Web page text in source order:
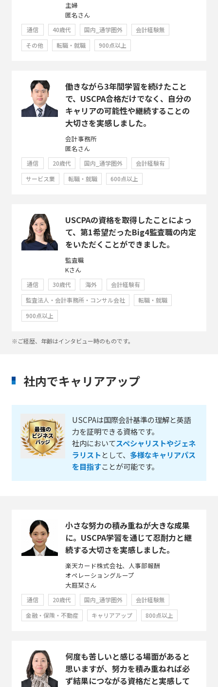
主婦
匿名さん
通信 40歳代 国内_通学圏外
会計経験無
その他
転職・就職 900点以上
働きながら3年間学習を続けたこと
で、USCPA合格だけでなく、自分の
キャリアの可能性や継続することの
大切さを実感しました。
会計事務所
匿名さん
通信 20歳代 国内_通学圏外
会計経験有
サービス業
転職・就職 600点以上
USCPAの資格を取得したことによっ
て、第1希望だったBig4監査職の内定
をいただくことができました。
監査職
Kさん
通信 30歳代 海外
会計経験有
監査法人・会計事務所・コンサル会社
転職・就職
900点以上
※ご経歴、年齢はインタビュー時のものです。
社内でキャリアアップ
USCPAは国際会計基準の理解と英語
力を証明できる資格です。
社内においてスペシャリストやジェネ
ラリストとして、 多様なキャリアパス
を目指すことが可能です。
小さな努力の積み重ねが大きな成果
に。USCPA学習を通じて忍耐力と継
続する大切さを実感しました。
楽天カード株式会社、人事部報酬
オペレーショングループ
大庭栞さん
通信 20歳代 国内_通学圏外
会計経験無
金融・保険・不動産
キャリアアップ 800点以上
何度も苦しいと感じる場面があると
思いますが、努力を積み重ねれば必
ず結果につながる資格だと実感して